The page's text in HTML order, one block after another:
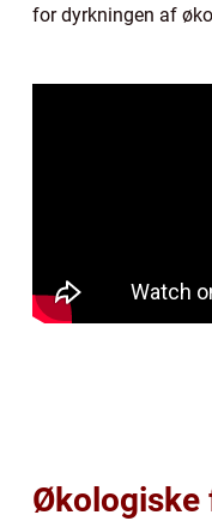
for dyrkningen af
Økologiske